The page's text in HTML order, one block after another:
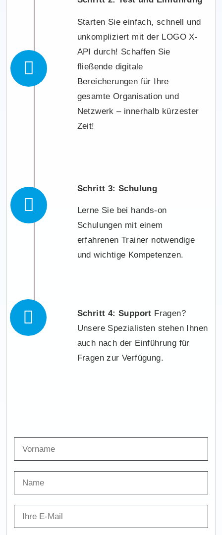
Starten Sie einfach, schnell und
unkompliziert mit der LOGO X-
API durch! Schaffen Sie
fließende digitale
Bereicherungen für Ihre
gesamte Organisation und
Netzwerk – innerhalb kürzester
Zeit!
Schritt 3: Schulung
Lerne Sie bei hands-on
Schulungen mit einem
erfahrenen Trainer notwendige
und wichtige Kompetenzen.
Schritt 4: Support Fragen?
Unsere Spezialisten stehen Ihnen
auch nach der Einführung für
Fragen zur Verfügung.